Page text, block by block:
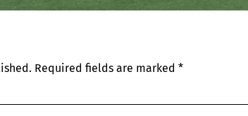
Required fields are marked *